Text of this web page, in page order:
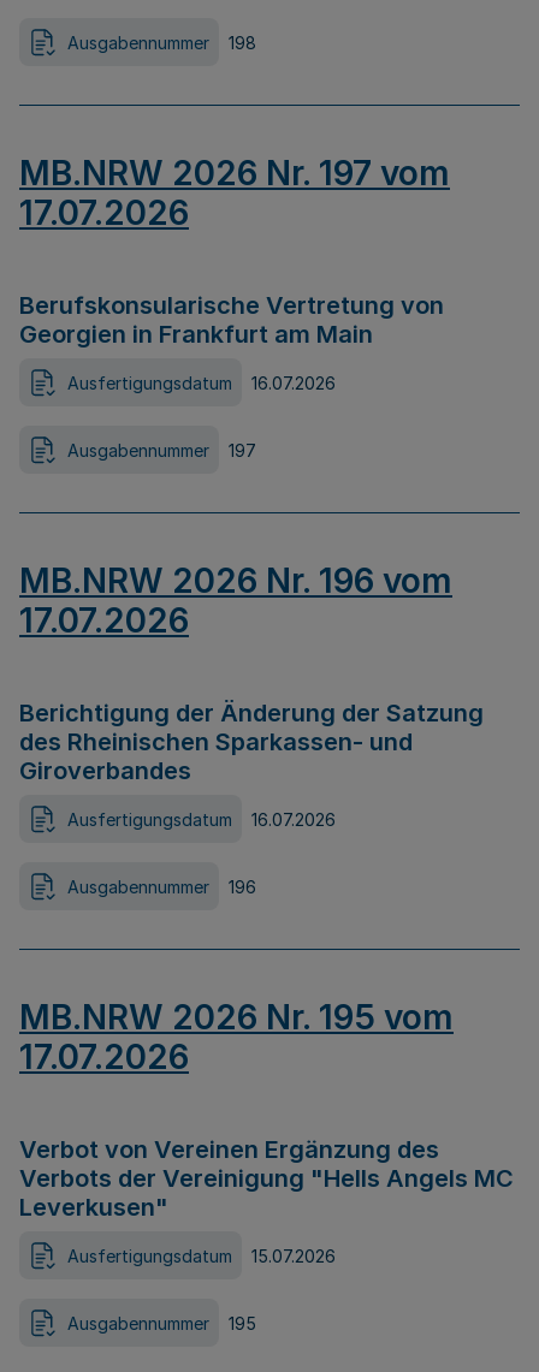
Ausgabennummer 198
MB.NRW 2026 Nr. 197 vom
17.07.2026
Berufskonsularische Vertretung von
Georgien in Frankfurt am Main
Ausfertigungsdatum 16.07.2026
Ausgabennummer 197
MB.NRW 2026 Nr. 196 vom
17.07.2026
Berichtigung der Änderung der Satzung
des Rheinischen Sparkassen- und
Giroverbandes
Ausfertigungsdatum 16.07.2026
Ausgabennummer 196
MB.NRW 2026 Nr. 195 vom
17.07.2026
Verbot von Vereinen Ergänzung des
Verbots der Vereinigung "Hells Angels MC
Leverkusen"
Ausfertigungsdatum 15.07.2026
Ausgabennummer 195